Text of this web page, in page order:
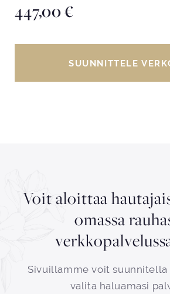
447,00€
SUUNNITTELE
Voit aloittaa
omassa
Sivuillamme voit suunnitella
valita haluamasi